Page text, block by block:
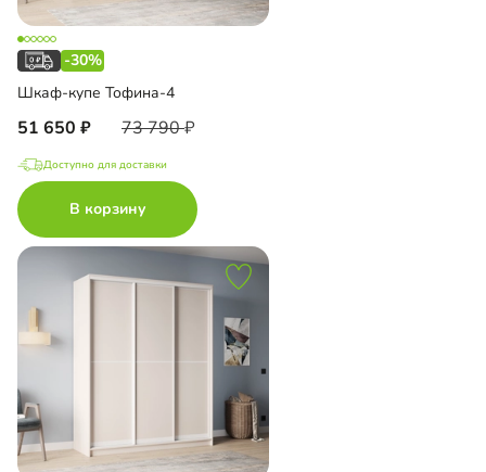
-30%
Шкаф-купе Тофина-4
51 650 73 790
Доступно для доставки
В корзину